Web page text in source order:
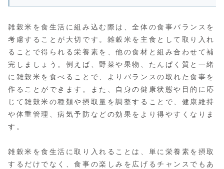
雑穀米を食生活に組み込む際は、全体の食事バランスを
考慮することが大切です。雑穀米を主食として取り入れ
ることで得られる栄養素を、他の食材と組み合わせて補
完しましょう。例えば、野菜や果物、たんぱく質と一緒
に雑穀米を食べることで、よりバランスの取れた食事を
作ることができます。また、自身の健康状態や目的に応
じて雑穀米の種類や摂取量を調整することで、健康維持
や体重管理、病気予防などの効果をより得やすくなりま
す。
雑穀米を食生活に取り入れることは、単に栄養素を摂取
するだけでなく、食事の楽しみを広げるチャンスでもあ